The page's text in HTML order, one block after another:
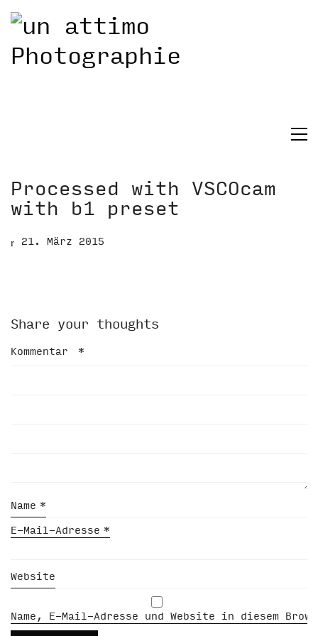
Processed with VSCOcam
with b1 preset
21. März 2015
Share your thoughts
Kommentar *
Name *
E-Mail-Adresse *
Website
Name, E-Mail-Adresse und Website in diesem